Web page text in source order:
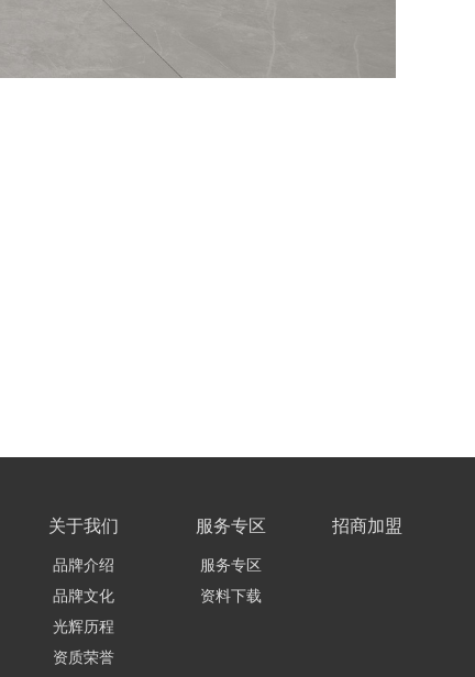
关于我们
品牌介绍
品牌文化
光辉历程
资质荣誉
服务专区
服务专区
资料下载
招商加盟